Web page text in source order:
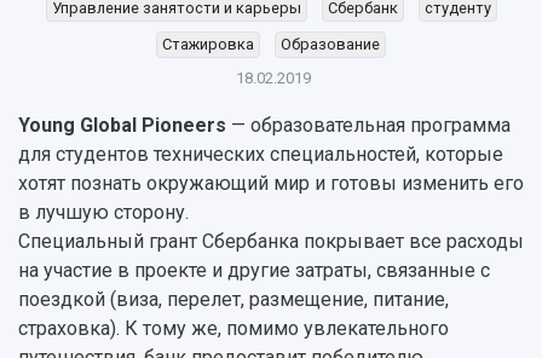
Наблюдательный совет
Попечительский совет
Кадровый резерв
Персоналии
Сотрудники и преподаватели
Заслуженные деятели
Структура университета
Институты и факультеты
Пресс-центр
Газета "Самарский университет"
Мы в соцсетях
Мультимедиа
Подкасты
Просветительский проект "Одержимы
Формы обучения
Учебные планы
Дополнительное образование
Институты и факультеты
Образовательные программы
Профессорско-преподавательский состав
Расписание занятий
Стипендии
работников
Научно-технический совет
Научные проекты и темы
Аспирантура и докторантура
Справочные материалы
Научная инфраструктура
Научно-исследовательские подразделения
Структурная схема управления научно-
исследовательской деятельностью
Управление занятости и карьеры Сбербанк
студенту
Стажировка
Образование
18.02.2019
Young Global Pioneers — образовательная программа
для студентов технических специальностей, которые
хотят познать окружающий мир и готовы изменить его
в лучшую сторону.
Специальный грант Сбербанка покрывает все расходы
на участие в проекте и другие затраты, связанные с
поездкой (виза, перелет, размещение, питание,
страховка). К тому же, помимо увлекательного